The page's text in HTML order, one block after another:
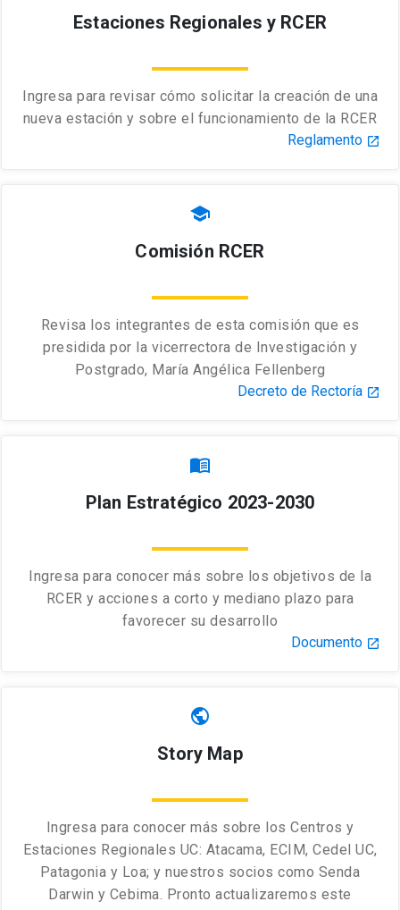
Estaciones Regionales y RCER
Ingresa para revisar cómo solicitar la creación de una
nueva estación y sobre el funcionamiento de la RCER
Reglamento launch
school
Comisión RCER
Revisa los integrantes de esta comisión que es
presidida por la vicerrectora de Investigación y
Postgrado, María Angélica Fellenberg
Decreto de Rectoría launch
menu_book
Plan Estratégico 2023-2030
Ingresa para conocer más sobre los objetivos de la
RCER y acciones a corto y mediano plazo para
favorecer su desarrollo
Documento launch
public
Story Map
Ingresa para conocer más sobre los Centros y
Estaciones Regionales UC: Atacama, ECIM, Cedel UC,
Patagonia y Loa; y nuestros socios como Senda
Darwin y Cebima. Pronto actualizaremos este